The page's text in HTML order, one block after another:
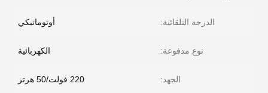
الدرجة التلقائية: أوتوماتيكي
نوع مدفوعة: الكهربائية
الجهد: 220 فولت/50 هرتز